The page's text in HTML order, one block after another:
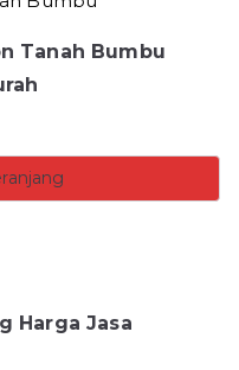
Tanah Bumbu
Harga Jasa